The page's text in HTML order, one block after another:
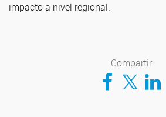
impacto a nivel regional.
Compartir
Compartir en
Compartir en